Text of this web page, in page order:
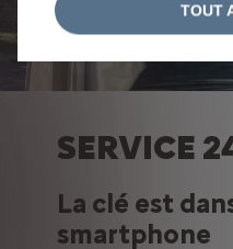
SERVICE
La clé est
smartphone
TOUT